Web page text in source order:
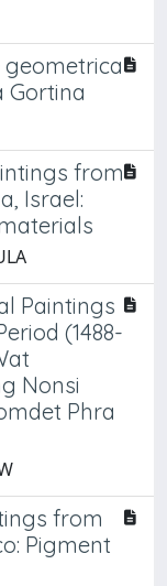
Gortina
from
Israel:
Paintings
(1488-
Nonsi
Phra
from
Pigment